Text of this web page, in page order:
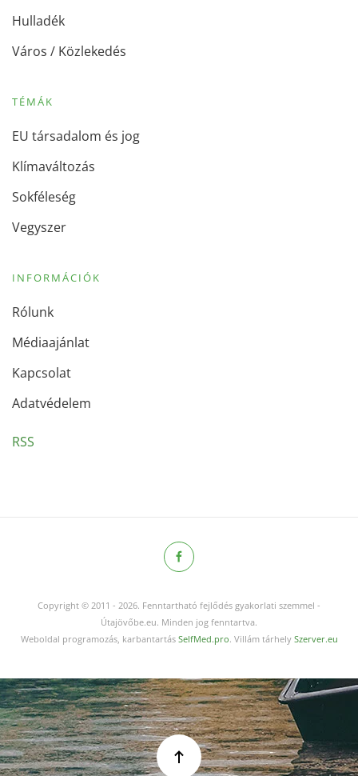
Hulladék
Város / Közlekedés
TÉMÁK
EU társadalom és jog
Klímaváltozás
Sokféleség
Vegyszer
INFORMÁCIÓK
Rólunk
Médiaajánlat
Kapcsolat
Adatvédelem
RSS
Copyright © 2011 - 2026. Fenntartható fejlődés gyakorlati szemmel -
Útajövőbe.eu. Minden jog fenntartva.
Weboldal programozás, karbantartás SelfMed.pro. Villám tárhely Szerver.eu